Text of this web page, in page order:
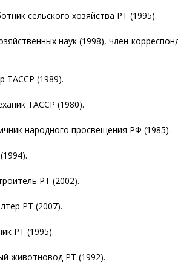
сельского хозяйства РТ (1995).
наук (1998), член-
ТАССР (1989).
ТАССР (1980).
народного просвещения РФ (1985).
РТ (2002).
РТ (2007).
РТ (1995).
животновод РТ (1992).